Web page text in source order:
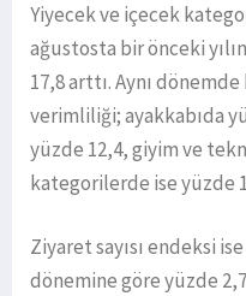
Yiyecek ve içecek
ağustosta bir önceki
17,8 arttı. Aynı
verimliliği; ayakkabıda
yüzde 12,4, giyim ve
kategorilerde ise yüzde
Ziyaret sayısı endeksi
dönemine göre yüzde